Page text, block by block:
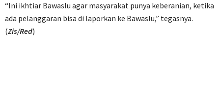
“Ini ikhtiar Bawaslu agar masyarakat punya keberanian, ketika
ada pelanggaran bisa di laporkan ke Bawaslu,” tegasnya.
(Zis/Red)